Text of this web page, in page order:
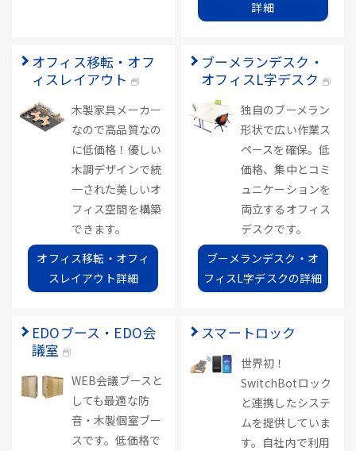
詳細
オフィス移転・オフ
ィスレイアウト
木製家具メーカー
なので高品質なの
に低価格！優しい
木調デザインで統
一された美しいオ
フィス空間を構築
できます。
オフィス移転・オフィ
スレイアウト詳細
ブーメランデスク・
オフィスL字デスク
独自のブーメラン
形状で広い作業ス
ペースを確保。低
価格、集中とコミ
ュニケーションを
両立するオフィス
デスクです。
ブーメランデスク・オ
フィスL字デスクの詳細
EDOブース・EDO会
議室
WEB会議ブースと
しても最適な防
音・木製個室ブー
スです。低価格で
スマートロック
世界初！
SwitchBotロック
と連携したシステ
ムを提供していま
す。自社内で利用